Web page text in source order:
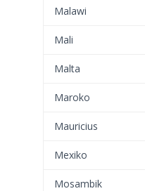
Malawi
Mali
Malta
Maroko
Mauricius
Mexiko
Mosambik